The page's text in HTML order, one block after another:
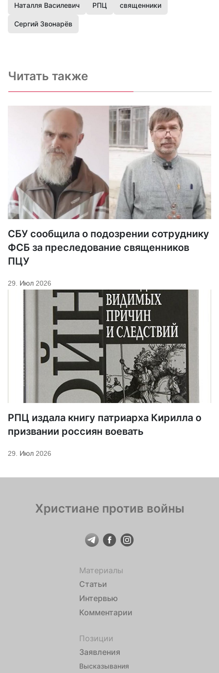
Наталля Василевич РПЦ священники
Сергий Звонарёв
Читать также
СБУ сообщила о подозрении сотруднику
ФСБ за преследование священников
ПЦУ
29. Июл 2026
РПЦ издала книгу патриарха Кирилла о
призвании россиян воевать
29. Июл 2026
Христиане против войны
Материалы
Статьи
Интервью
Комментарии
Позиции
Заявления
Высказывания